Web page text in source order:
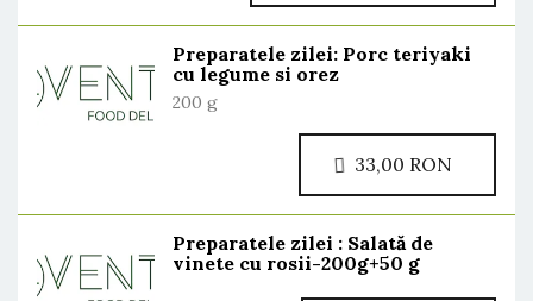
Preparatele zilei: Porc teriyaki
cu legume si orez
200 g
Preparatele zilei : Salată de
vinete cu rosii-200g+50 g